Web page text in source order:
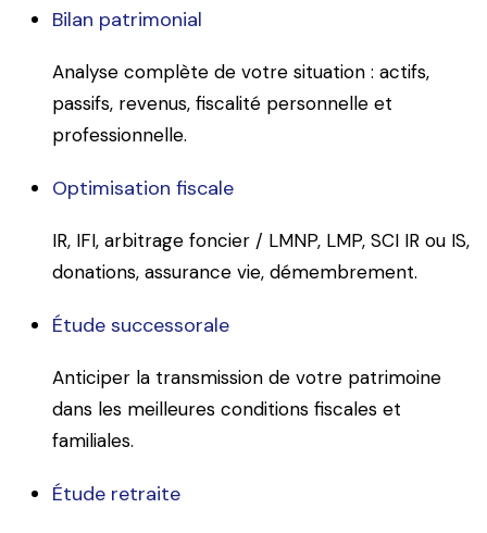
Bilan patrimonial
Analyse complète de votre situation : actifs,
passifs, revenus, fiscalité personnelle et
professionnelle.
Optimisation fiscale
IR, IFI, arbitrage foncier / LMNP, LMP, SCI IR ou IS,
donations, assurance vie, démembrement.
Étude successorale
Anticiper la transmission de votre patrimoine
dans les meilleures conditions fiscales et
familiales.
Étude retraite